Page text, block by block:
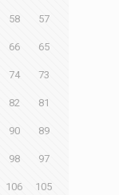
57
58
65
66
73
74
81
82
89
90
97
98
105
106